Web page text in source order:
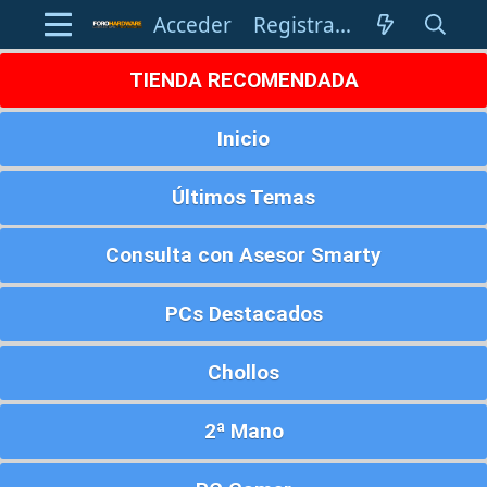
Acceder Registrarse
TIENDA RECOMENDADA
Inicio
Últimos Temas
Consulta con Asesor Smarty
PCs Destacados
Chollos
2ª Mano